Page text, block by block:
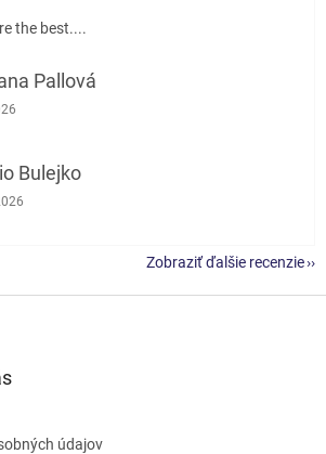
the best....
Pallová
obchodu je 5 z 5 hviezdičiek.
Bulejko
obchodu je 5 z 5 hviezdičiek.
Zobraziť ďalšie recenzie
údajov